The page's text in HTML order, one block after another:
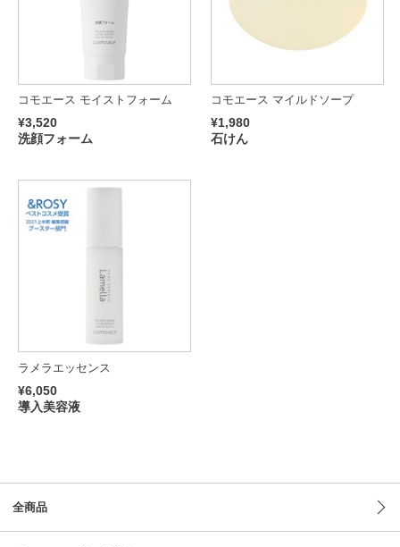
コモエース モイストフォーム
¥3,520
洗顔フォーム
コモエース マイルドソープ
¥1,980
石けん
ラメラエッセンス
¥6,050
導入美容液
全商品